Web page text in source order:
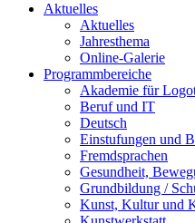
Aktuelles
Aktuelles
Jahresthema
Online-Galerie
Programmbereiche
Akademie für
Beruf und IT
Deutsch
Einstufungen und
Fremdsprachen
Gesundheit,
Grundbildung /
Kunst, Kultur und